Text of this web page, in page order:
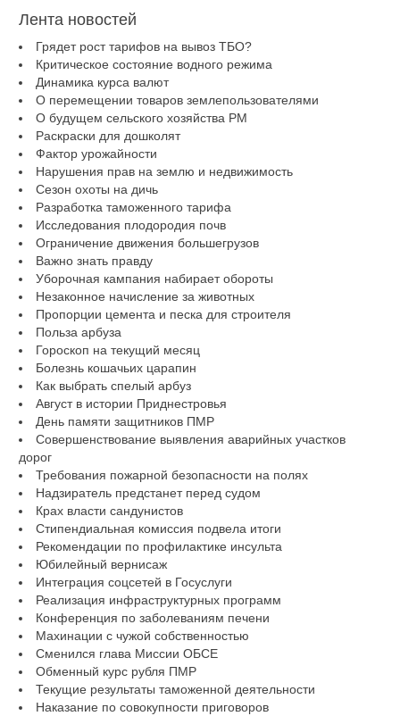
Лента новостей
Грядет рост тарифов на вывоз ТБО?
Критическое состояние водного режима
Динамика курса валют
О перемещении товаров землепользователями
О будущем сельского хозяйства РМ
Раскраски для дошколят
Фактор урожайности
Нарушения прав на землю и недвижимость
Сезон охоты на дичь
Разработка таможенного тарифа
Исследования плодородия почв
Ограничение движения большегрузов
Важно знать правду
Уборочная кампания набирает обороты
Незаконное начисление за животных
Пропорции цемента и песка для строителя
Польза арбуза
Гороскоп на текущий месяц
Болезнь кошачьих царапин
Как выбрать спелый арбуз
Август в истории Приднестровья
День памяти защитников ПМР
Совершенствование выявления аварийных участков
дорог
Требования пожарной безопасности на полях
Надзиратель предстанет перед судом
Крах власти сандунистов
Стипендиальная комиссия подвела итоги
Рекомендации по профилактике инсульта
Юбилейный вернисаж
Интеграция соцсетей в Госуслуги
Реализация инфраструктурных программ
Конференция по заболеваниям печени
Махинации с чужой собственностью
Сменился глава Миссии ОБСЕ
Обменный курс рубля ПМР
Текущие результаты таможенной деятельности
Наказание по совокупности приговоров